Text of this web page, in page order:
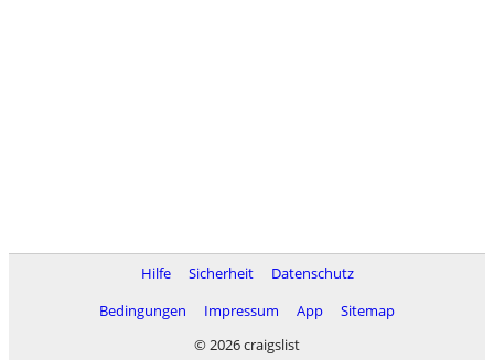
Hilfe Sicherheit
Datenschutz
Bedingungen
Impressum App
Sitemap
© 2026 craigslist